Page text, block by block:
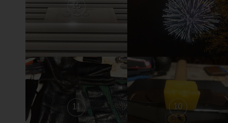
15 14
11 10